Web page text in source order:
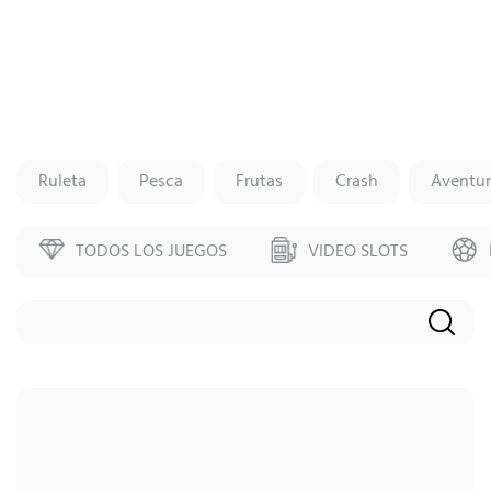
Ruleta Pesca Frutas Crash
TODOS LOS JUEGOS VIDEO SLOTS